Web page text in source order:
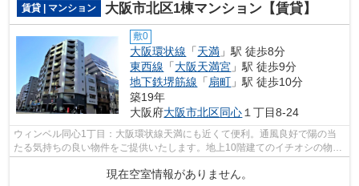
賃貸 | マンション 大阪市北区1棟マンション【賃貸】
敷0
大阪環状線 「天満 」駅 徒歩8分
東西線 「大阪天満宮 」駅 徒歩9分
地下鉄堺筋線 「 扇町 」駅 徒歩10分
築19年
大阪府大阪市北区同心 １丁目8-24
ウィンベル同心1丁目：大阪環状線天満にも近くて便利。通風良好で陽の当
たる気持ちの良い物件をご提供いたします。地上10階建てのイチオシの物件
現在空室情報がありません。